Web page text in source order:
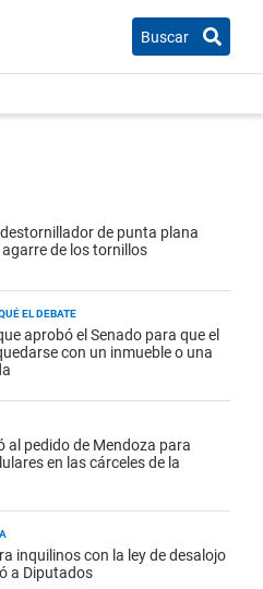
Buscar
de punta plana
de los tornillos
EL DEBATE
aprobó el Senado para que el
con un inmueble o una
al pedido de Mendoza para
en las cárceles de la
inquilinos con la ley de desalojo
a Diputados